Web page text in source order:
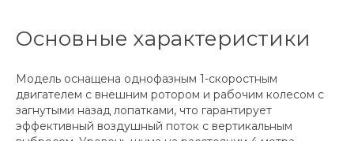
Основные характеристики
Модель оснащена однофазным 1-скоростным
двигателем с внешним ротором и рабочим колесом с
загнутыми назад лопатками, что гарантирует
эффективный воздушный поток с вертикальным